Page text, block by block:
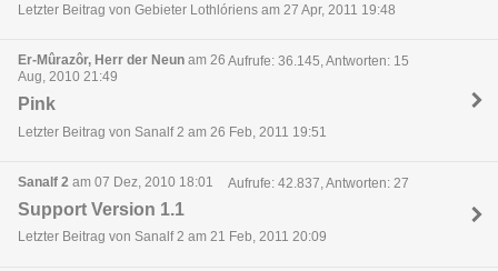
Letzter Beitrag von Gebieter Lothlóriens am 27 Apr, 2011 19:48
Er-Mûrazôr, Herr der Neun am 26
Aug, 2010 21:49
Aufrufe: 36.145, Antworten: 15
Pink
Letzter Beitrag von Sanalf 2 am 26 Feb, 2011 19:51
Sanalf 2 am 07 Dez, 2010 18:01 Aufrufe: 42.837, Antworten: 27
Support Version 1.1
Letzter Beitrag von Sanalf 2 am 21 Feb, 2011 20:09